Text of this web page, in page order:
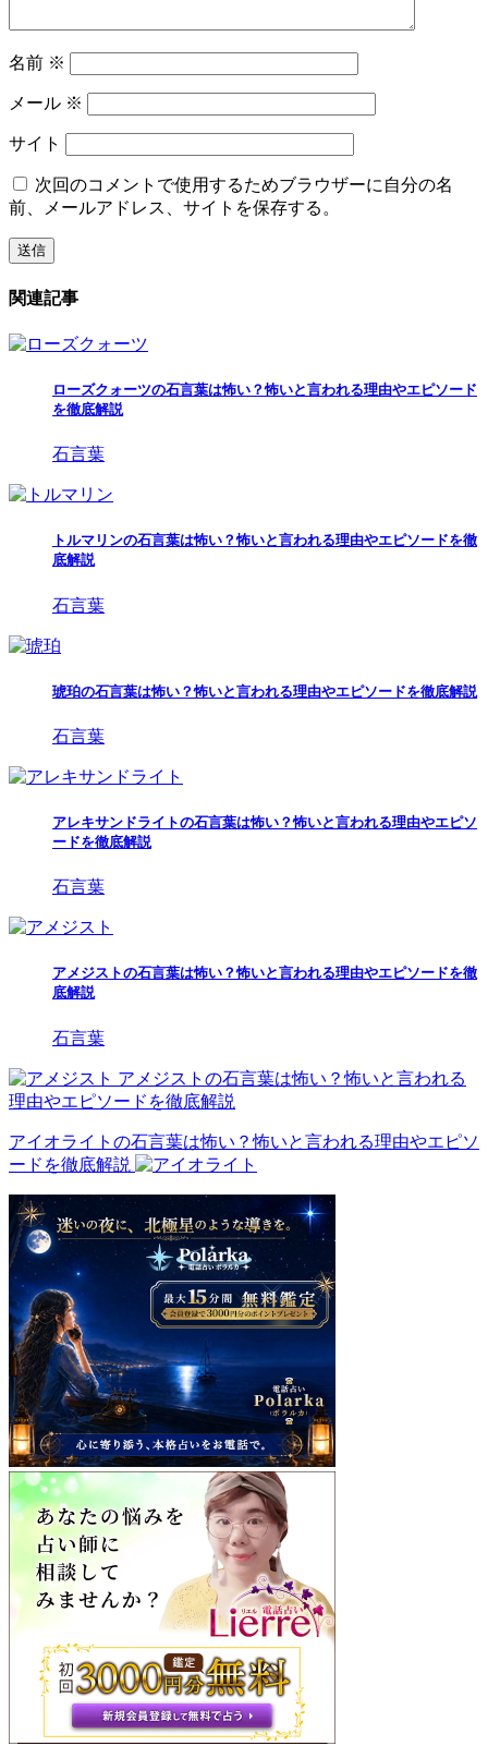
名前 ※
メール ※
サイト
次回のコメントで使用するためブラウザーに自分の名
前、メールアドレス、サイトを保存する。
関連記事
ローズクォーツの石言葉は怖い？怖いと言われる理由やエピソード
を徹底解説
石言葉
トルマリンの石言葉は怖い？怖いと言われる理由やエピソードを徹
底解説
石言葉
琥珀の石言葉は怖い？怖いと言われる理由やエピソードを徹底解説
石言葉
アレキサンドライトの石言葉は怖い？怖いと言われる理由やエピソ
ードを徹底解説
石言葉
アメジストの石言葉は怖い？怖いと言われる理由やエピソードを徹
底解説
石言葉
アメジストの石言葉は怖い？怖いと言われる
理由やエピソードを徹底解説
アイオライトの石言葉は怖い？怖いと言われる理由やエピソ
ードを徹底解説